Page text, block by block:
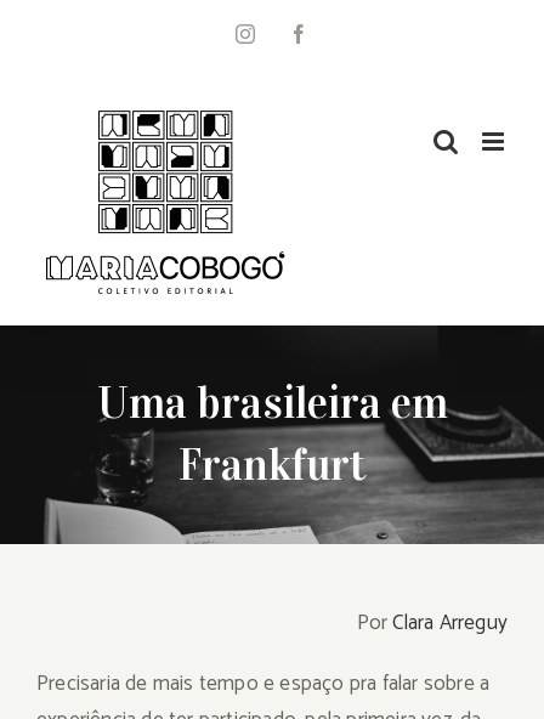
Uma brasileira em
Frankfurt
PorClara Arreguy
Precisaria de mais tempo e espaço pra falar sobre a